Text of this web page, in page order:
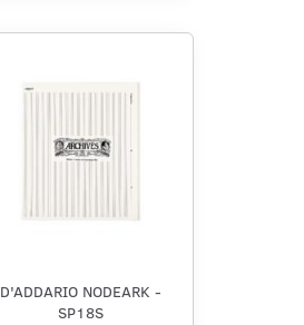
D'ADDARIO NODEARK -
SP18S